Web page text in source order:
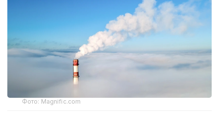
Фото: Magnific.com